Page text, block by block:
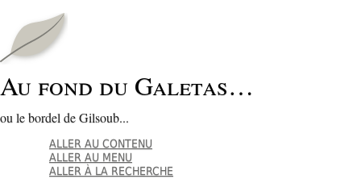
Au fond du Galetas…
ou le bordel de Gilsoub...
ALLER AU CONTENU
ALLER AU MENU
ALLER À LA RECHERCHE